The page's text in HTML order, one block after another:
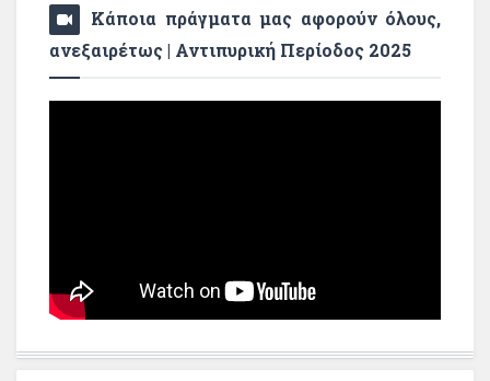
Κάποια πράγματα μας αφορούν όλους,
ανεξαιρέτως | Αντιπυρική Περίοδος 2025